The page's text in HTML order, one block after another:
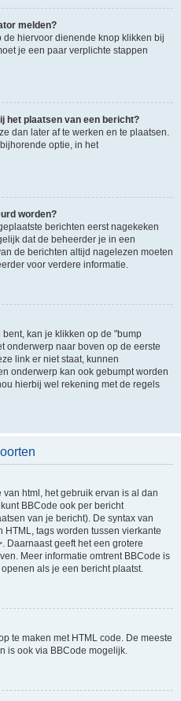
melden?
hiervoor dienende knop klikken bij
je een paar verplichte stappen
het plaatsen van een bericht?
dan later af te werken en te plaatsen.
optie, in het
worden?
berichten eerst nagekeken
dat de beheerder je in een
de berichten altijd nagelezen moeten
voor verdere informatie.
kan je klikken op de "bump
onderwerp naar boven op de eerste
link er niet staat, kunnen
onderwerp kan ook gebumpt worden
hierbij wel rekening met de regels
html, het gebruik ervan is al dan
BBCode ook per bericht
van je bericht). De syntax van
tags worden tussen vierkante
Daarnaast geeft het een grotere
Meer informatie omtrent BBCode is
als je een bericht plaatst.
te maken met HTML code. De meeste
is ook via BBCode mogelijk.